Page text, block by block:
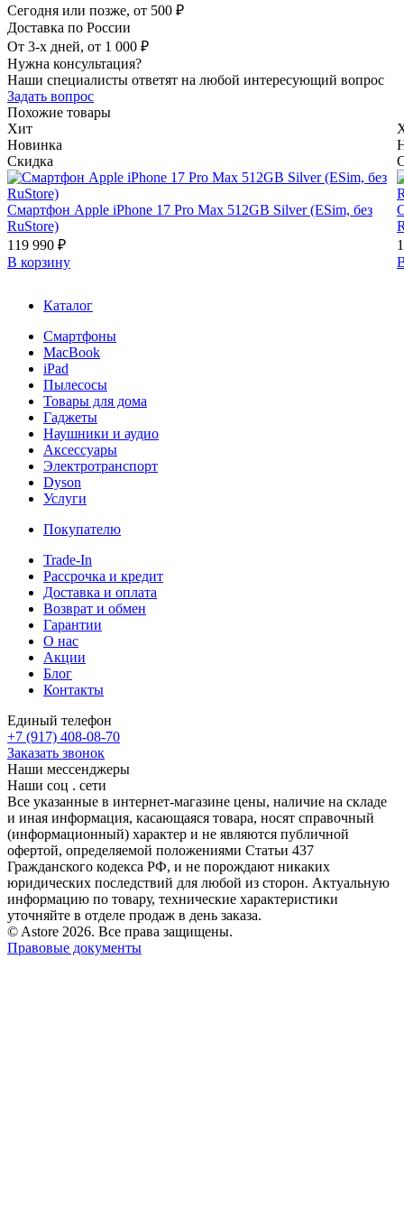
Сегодня или позже, от 500 ₽
Доставка по России
От 3-х дней, от 1 000 ₽
Нужна консультация?
Наши специалисты ответят на любой интересующий вопрос
Задать вопрос
Похожие товары
Хит
Новинка
Скидка
Смартфон Apple iPhone 17 Pro Max 512GB Silver (ESim, без
RuStore)
119 990 ₽
В корзину
Каталог
Смартфоны
MacBook
iPad
Пылесосы
Товары для дома
Гаджеты
Наушники и аудио
Аксессуары
Электротранспорт
Dyson
Услуги
Покупателю
Trade-In
Рассрочка и кредит
Доставка и оплата
Возврат и обмен
Гарантии
О нас
Акции
Блог
Контакты
Единый телефон
+7 (917) 408-08-70
Заказать звонок
Наши мессенджеры
Наши соц . сети
Все указанные в интернет-магазине цены, наличие на складе
и иная информация, касающаяся товара, носят справочный
(информационный) характер и не являются публичной
офертой, определяемой положениями Статьи 437
Гражданского кодекса РФ, и не порождают никаких
юридических последствий для любой из сторон. Актуальную
информацию по товару, технические характеристики
уточняйте в отделе продаж в день заказа.
© Astore 2026. Все права защищены.
Правовые документы